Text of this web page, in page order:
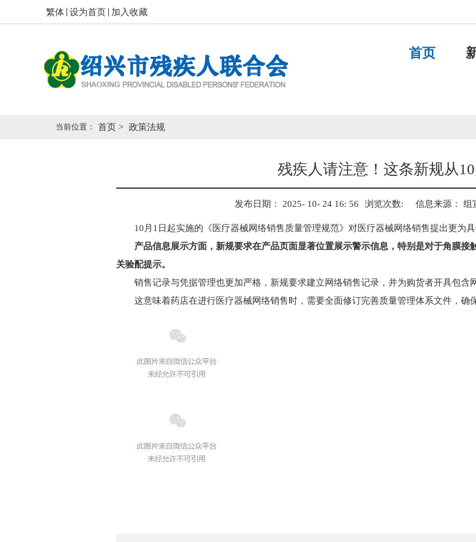
繁体 设为首页 加入收藏
首页
当前位置： 首页 > 政策法规
残疾人请注意！这条新规从
发布日期： 2025- 10- 24 16: 56 浏览次数: 信息来源： 组
10月1日起实施的《医疗器械网络销售质量管理规范》对医疗器械网络销售提出更为具
产品信息展示方面，新规要求在产品页面显著位置展示警示信息，特别是对于角膜
关验配提示。
销售记录与凭据管理也更加严格，新规要求建立网络销售记录，并为购货者开具包含
这意味着药店在进行医疗器械网络销售时，需要全面修订完善质量管理体系文件，确